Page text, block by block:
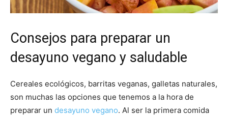
Consejos para preparar un
desayuno vegano y saludable
Cereales ecológicos, barritas veganas, galletas naturales,
son muchas las opciones que tenemos a la hora de
preparar un desayuno vegano. Al ser la primera comida